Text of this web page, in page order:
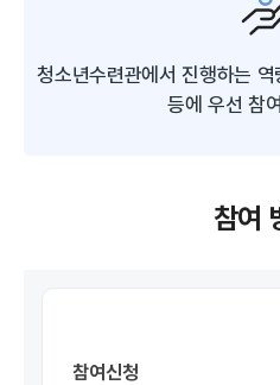
청소년수련관에서 진행하는
등에 우선 참
참여
참여신청